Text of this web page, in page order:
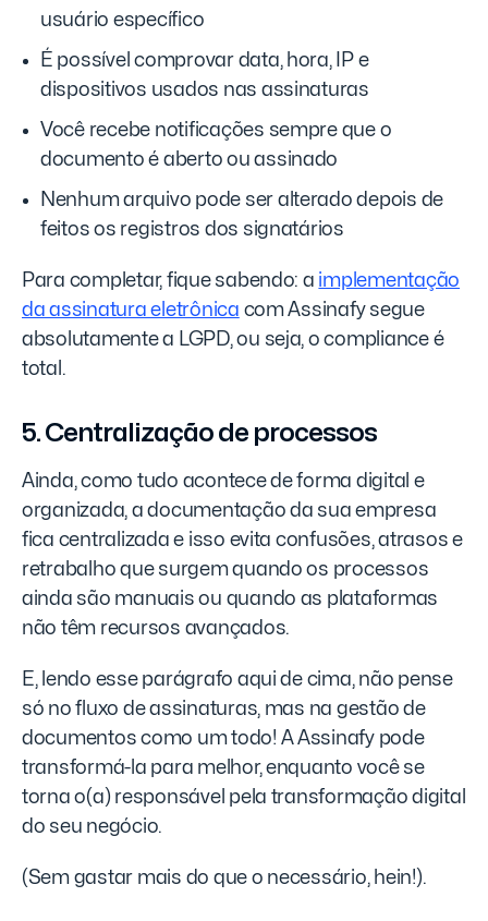
usuário específico
É possível comprovar data, hora, IP e
dispositivos usados nas assinaturas
Você recebe notificações sempre que o
documento é aberto ou assinado
Nenhum arquivo pode ser alterado depois de
feitos os registros dos signatários
Para completar, fique sabendo: a implementação
da assinatura eletrônica com Assinafy segue
absolutamente a LGPD, ou seja, o compliance é
total.
5. Centralização de processos
Ainda, como tudo acontece de forma digital e
organizada, a documentação da sua empresa
fica centralizada e isso evita confusões, atrasos e
retrabalho que surgem quando os processos
ainda são manuais ou quando as plataformas
não têm recursos avançados.
E, lendo esse parágrafo aqui de cima, não pense
só no fluxo de assinaturas, mas na gestão de
documentos como um todo! A Assinafy pode
transformá-la para melhor, enquanto você se
torna o(a) responsável pela transformação digital
do seu negócio.
(Sem gastar mais do que o necessário, hein!).